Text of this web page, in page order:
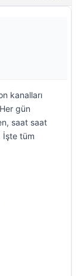
kanalları
gün
saat saat
İşte tüm